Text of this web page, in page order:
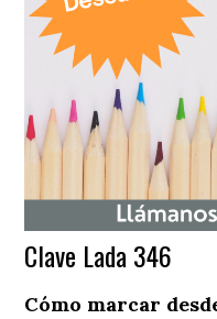
Clave Lada 346
Cómo marcar